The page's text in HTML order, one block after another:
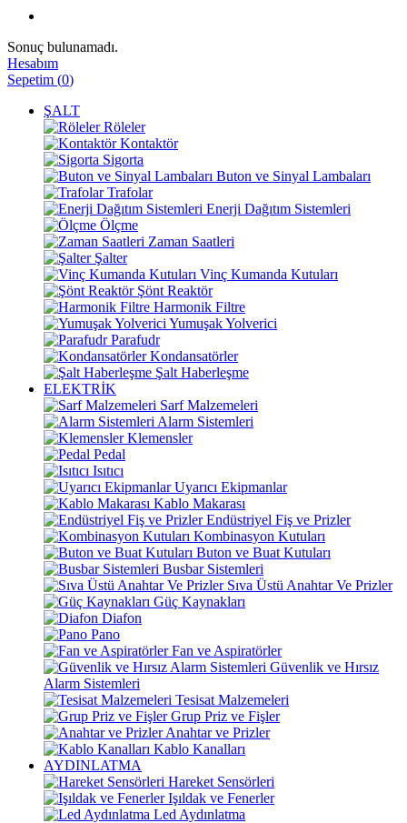
Sonuç bulunamadı.
Hesabım
Sepetim (0)
ŞALT
Röleler
Kontaktör
Sigorta
Buton ve Sinyal Lambaları
Trafolar
Enerji Dağıtım Sistemleri
Ölçme
Zaman Saatleri
Şalter
Vinç Kumanda Kutuları
Şönt Reaktör
Harmonik Filtre
Yumuşak Yolverici
Parafudr
Kondansatörler
Şalt Haberleşme
ELEKTRİK
Sarf Malzemeleri
Alarm Sistemleri
Klemensler
Pedal
Isıtıcı
Uyarıcı Ekipmanlar
Kablo Makarası
Endüstriyel Fiş ve Prizler
Kombinasyon Kutuları
Buton ve Buat Kutuları
Busbar Sistemleri
Sıva Üstü Anahtar Ve Prizler
Güç Kaynakları
Diafon
Pano
Fan ve Aspiratörler
Güvenlik ve Hırsız
Alarm Sistemleri
Tesisat Malzemeleri
Grup Priz ve Fişler
Anahtar ve Prizler
Kablo Kanalları
AYDINLATMA
Hareket Sensörleri
Işıldak ve Fenerler
Led Aydınlatma